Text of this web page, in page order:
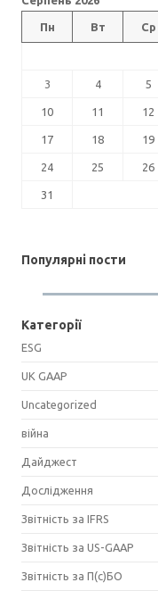
Пн Вт Ср
3 4 5
10 11 12
17 18 19
24 25 26
31
Популярні пости
Категорії
ESG
UK GAAP
Uncategorized
війна
Дайджест
Дослідження
Звітність за IFRS
Звітність за US-GAAP
Звітність за П(с)БО